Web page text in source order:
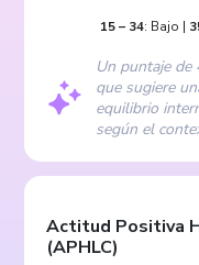
15– 34: Bajo |
Un puntaje de
que sugiere
equilibrio
según el
Actitud Positiva
(APHLC)